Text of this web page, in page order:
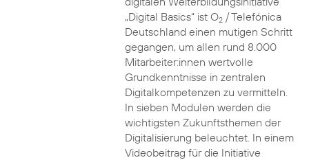
„Digital Basics“ ist O2/ Telefónica
Deutschland einen mutigen Schritt
gegangen, um allen rund 8.000
Mitarbeiter:innen wertvolle
Grundkenntnisse in zentralen
Digitalkompetenzen zu vermitteln.
In sieben Modulen werden die
wichtigsten Zukunftsthemen der
Digitalisierung beleuchtet. In einem
Videobeitrag für die Initiative